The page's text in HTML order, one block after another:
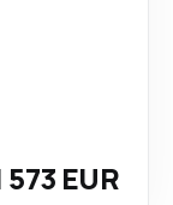
573 EUR